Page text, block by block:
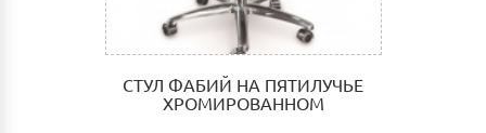
СТУЛ ФАБИЙ НА ПЯТИЛУЧЬЕ
ХРОМИРОВАННОМ